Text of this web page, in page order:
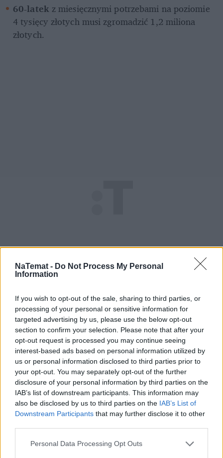
NaTemat - Do Not Process My Personal
Information
If you wish to opt-out of the sale, sharing to third parties, or
processing of your personal or sensitive information for
targeted advertising by us, please use the below opt-out
section to confirm your selection. Please note that after your
opt-out request is processed you may continue seeing
interest-based ads based on personal information utilized by
us or personal information disclosed to third parties prior to
your opt-out. You may separately opt-out of the further
disclosure of your personal information by third parties on the
IAB’s list of downstream participants. This information may
also be disclosed by us to third parties on the IAB’s List of
Downstream Participants that may further disclose it to other
Personal Data Processing Opt Outs
60-latek z miesięcznymi potrzebami na poziomie
4 tysięcy złotych musi zgromadzić 1,2 miliona
złotych.
Domowy obiad od podstaw bez stania
godzinami w kuchni? Sprawdziłam,
czy to możliwe
Emerytura z ZUS w roli koła
ratunkowego dla rentiera
Powyższe kwoty stanowią bez wątpienia wysoką
barierę nieosiągalną dla wielu z nas. Jednak
przyjmie przyszła emerytura z ZUS
, diametralnie